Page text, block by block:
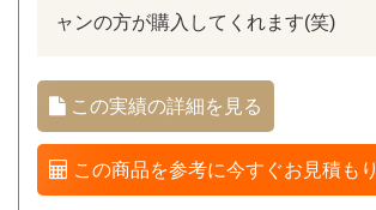
ャンの方が購入してくれます(笑)
この実績の詳細を見る
この商品を参考に今すぐお見積もり